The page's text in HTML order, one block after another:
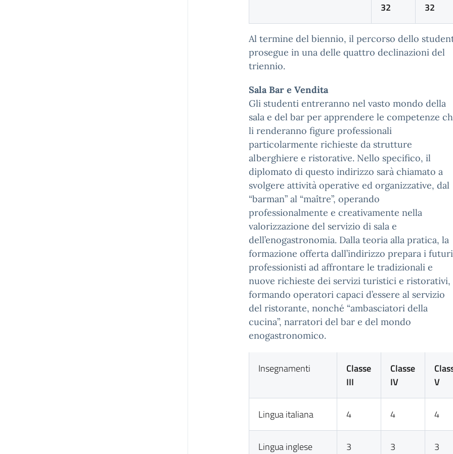
32 32
Al termine del biennio, il percorso dello
prosegue in una delle quattro declinazioni del
triennio.
Sala Bar e Vendita
Gli studenti entreranno nel vasto mondo della
sala e del bar per apprendere le competenze
li renderanno figure professionali
particolarmente richieste da strutture
alberghiere e ristorative. Nello specifico, il
diplomato di questo indirizzo sarà chiamato a
svolgere attività operative ed organizzative, dal
“barman” al “maître”, operando
professionalmente e creativamente nella
valorizzazione del servizio di sala e
dell’enogastronomia. Dalla teoria alla pratica, la
formazione offerta dall’indirizzo prepara i futuri
professionisti ad affrontare le tradizionali e
nuove richieste dei servizi turistici e ristorativi,
formando operatori capaci d’essere al servizio
del ristorante, nonché “ambasciatori della
cucina”, narratori del bar e del mondo
enogastronomico.
Insegnamenti
Classe
III
Classe
IV
V
Lingua italiana 4 4 4
Lingua inglese 3 3 3